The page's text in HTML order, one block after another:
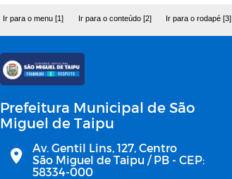
Ir para o menu [1] Ir para o conteúdo [2] Ir para o rodapé [3]
Prefeitura Municipal de São
Miguel de Taipu
Av. Gentil Lins, 127, Centro
São Miguel de Taipu / PB - CEP:
58334-000